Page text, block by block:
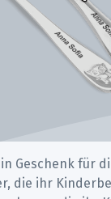
Geschenk für
die ihr